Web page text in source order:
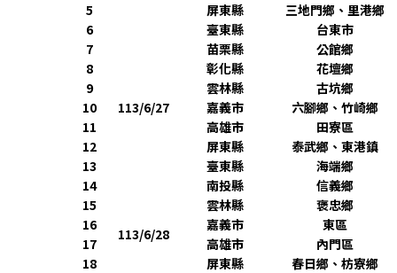
5
屏東縣
三地門鄉、里港鄉
6
臺東縣
台東市
7
113/6/27
苗栗縣
公館鄉
8
彰化縣
花壇鄉
9
雲林縣
古坑鄉
10
嘉義市
六腳鄉、竹崎鄉
11
高雄市
田寮區
12
屏東縣
泰武鄉、東港鎮
13
臺東縣
海端鄉
14
113/6/28
南投縣
信義鄉
15
雲林縣
褒忠鄉
16
嘉義市
東區
17
高雄市
內門區
18
屏東縣
春日鄉、枋寮鄉